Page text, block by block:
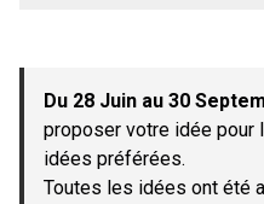
−
Du 28 Juin au 30
proposer votre idée pour
idées préférées.
Toutes les idées ont été